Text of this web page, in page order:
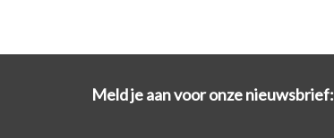
Meld je aan voor onze nieuwsbrief: